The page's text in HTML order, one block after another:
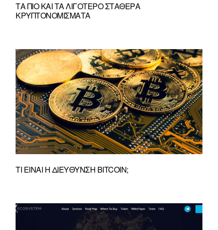
ΤΑ ΠΙΟ ΚΑΙ ΤΑ ΛΙΓΌΤΕΡΟ ΣΤΑΘΕΡΆ
ΚΡΥΠΤΟΝΟΜΊΣΜΑΤΑ
ΤΙ ΕΊΝΑΙ Η ΔΙΕΎΘΥΝΣΗ BITCOIN;